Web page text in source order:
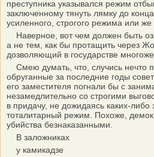
преступника указывался режим
заключенному тянуть лямку до
усиленного, строгого режима или
Наверное, вот чем должен быть
а не тем, как бы протащить через
дозволяющий в государстве
Смею думать, что, случись нечто
обруганные за последние годы
его заместителя погнали бы с
незамедлительно со строгими
в придачу, не дожидаясь каких-
тоталитарный режим. Похоже,
убийства безнаказанными.
В заложниках
у камикадзе